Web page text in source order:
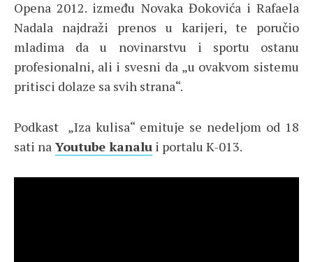
Opena 2012. između Novaka Đokovića i Rafaela
Nadala najdraži prenos u karijeri, te poručio
mladima da u novinarstvu i sportu ostanu
profesionalni, ali i svesni da „u ovakvom sistemu
pritisci dolaze sa svih strana“.
Podkast „Iza kulisa“ emituje se nedeljom od 18
sati na Youtube kanalu i portalu K-013.